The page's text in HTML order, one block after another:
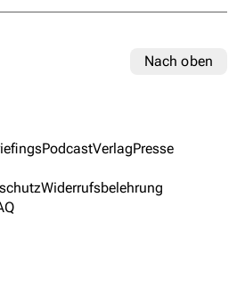
Nach oben
PodcastVerlagPresse
Widerrufsbelehrung